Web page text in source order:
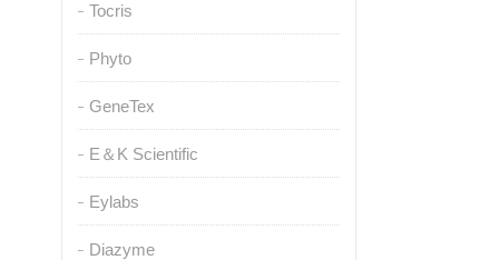
Tocris
Phyto
GeneTex
E＆K Scientific
Eylabs
Diazyme